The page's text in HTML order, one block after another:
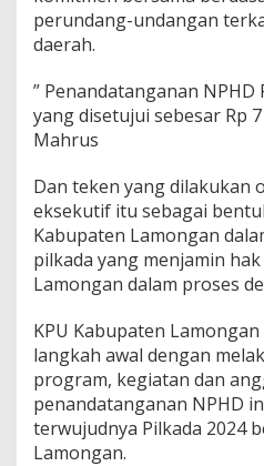
perundang-undangan
daerah.
” Penandatanganan NPHD
yang disetujui sebesar Rp
Mahrus
Dan teken yang dilakukan
eksekutif itu sebagai
Kabupaten Lamongan
pilkada yang menjamin
Lamongan dalam proses
KPU Kabupaten
langkah awal dengan
program, kegiatan dan
penandatanganan NPHD
terwujudnya Pilkada 2024
Lamongan.